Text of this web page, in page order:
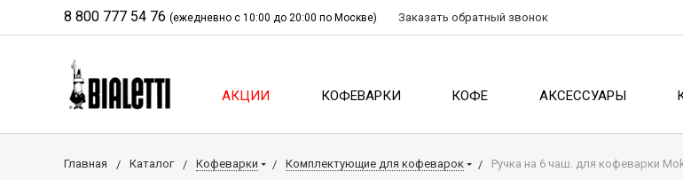
8 800 777 54 76 (ежедневно с 10:00 до 20:00 по Москве) Заказать обратный звонок
АКЦИИ КОФЕВАРКИ КОФЕ АКСЕССУАРЫ
Главная Каталог Кофеварки Комплектующие для кофеварок Ручка на 6 чаш. для кофеварки